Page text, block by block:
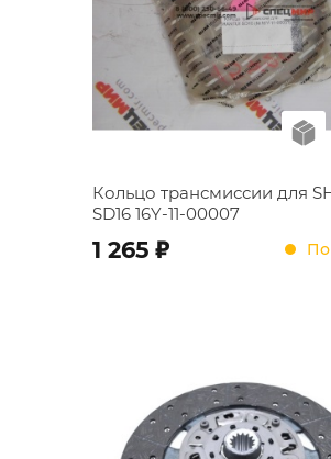
Кольцо трансмиссии для
SD16 16Y-11-00007
1 265 ; По